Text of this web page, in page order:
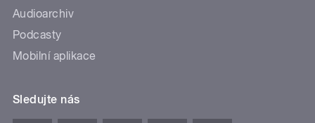
Audioarchiv
Podcasty
Mobilní aplikace
Sledujte nás